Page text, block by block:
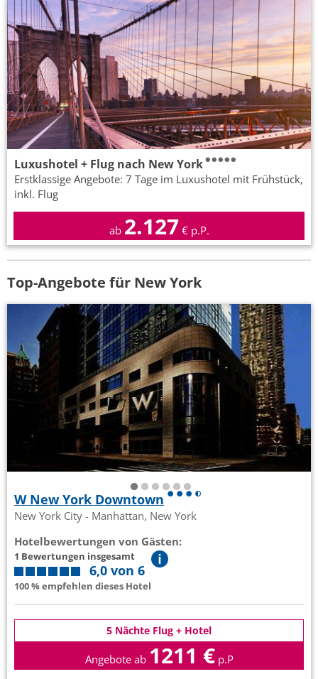
Luxushotel + Flug nach New York
Erstklassige Angebote: 7 Tage im Luxushotel mit Frühstück,
inkl. Flug
ab 2.127 € p.P.
Top-Angebote für New York
W New York Downtown
New York City - Manhattan, New York
Hotelbewertungen von Gästen:
1 Bewertungen insgesamt
6,0 von 6
100 % empfehlen dieses Hotel
5 Nächte Flug + Hotel
Angebote ab 1211 € p.P